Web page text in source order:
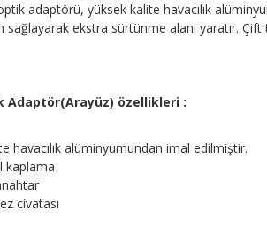
adaptörü, yüksek kalite havacılık
sağlayarak ekstra sürtünme alanı yaratır.
Adaptör(Arayüz) özellikleri :
havacılık alüminyumundan imal edilmiştir.
kaplama
civatası